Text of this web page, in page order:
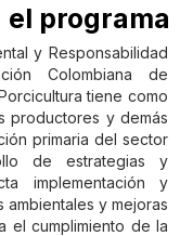
programa
y Responsabilidad
Colombiana de
tiene como
productores y demás
primaria del sector
de estrategias y
implementación y
ambientales y mejoras
el cumplimiento de la